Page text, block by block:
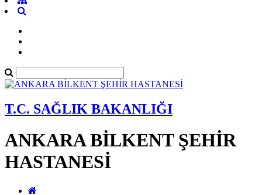
T.C. SAĞLIK BAKANLIĞI
ANKARA BİLKENT ŞEHİR
HASTANESİ